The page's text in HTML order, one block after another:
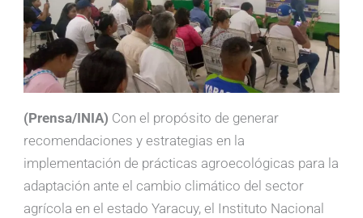
(Prensa/INIA) Con el propósito de generar
recomendaciones y estrategias en la
implementación de prácticas agroecológicas para la
adaptación ante el cambio climático del sector
agrícola en el estado Yaracuy, el Instituto Nacional